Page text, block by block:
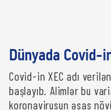
Dünyada Covid-
Covid-in XEC adı
başlayıb. Alimlər bu
koronavirusun əsas